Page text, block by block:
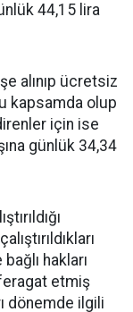
44,15 lira
alınıp ücretsiz
kapsamda olup
için ise
günlük 34,34
hakları
etmiş
dönemde ilgili